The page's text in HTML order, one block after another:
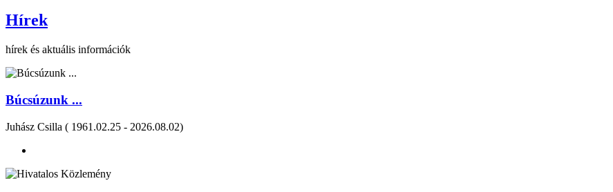
Hírek
hírek és aktuális információk
Búcsúzunk ...
Juhász Csilla ( 1961.02.25 - 2026.08.02)